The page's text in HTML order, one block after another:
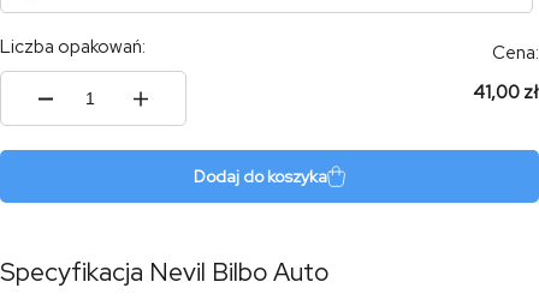
Liczba opakowań:
ilość
Cena:
41,00 zł
Dodaj do koszyka
Specyfikacja Nevil Bilbo Auto